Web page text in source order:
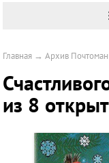
Главная →Архив
из 8